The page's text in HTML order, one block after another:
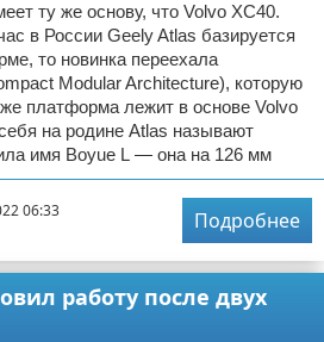
ту же основу, что Volvo XC40.
в России Geely Atlas базируется
то новинка переехала
Modular Architecture), которую
платформа лежит в основе Volvo
на родине Atlas называют
имя Boyue L — она на 126 мм
06:33
Подробнее
работу после двух